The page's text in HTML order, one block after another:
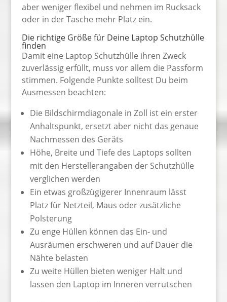
aber weniger flexibel und nehmen im Rucksack
oder in der Tasche mehr Platz ein.
Die richtige Größe für Deine Laptop Schutzhülle
finden
Damit eine Laptop Schutzhülle ihren Zweck
zuverlässig erfüllt, muss vor allem die Passform
stimmen. Folgende Punkte solltest Du beim
Ausmessen beachten:
Die Bildschirmdiagonale in Zoll ist ein erster
Anhaltspunkt, ersetzt aber nicht das genaue
Nachmessen des Geräts
Höhe, Breite und Tiefe des Laptops sollten
mit den Herstellerangaben der Schutzhülle
verglichen werden
Ein etwas großzügigerer Innenraum lässt
Platz für Netzteil, Maus oder zusätzliche
Polsterung
Zu enge Hüllen können das Ein- und
Ausräumen erschweren und auf Dauer die
Nähte belasten
Zu weite Hüllen bieten weniger Halt und
lassen den Laptop im Inneren verrutschen